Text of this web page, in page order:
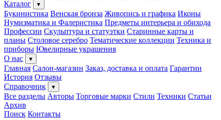
Каталог
▾
Букинистика Венская бронза Живопись и графика Иконы
Нумизматика и Фалеристика Предметы интерьера и обихода
Профессии Скульптура и статуэтки Старинные карты и
планы Столовое серебро Тематические коллекции Техника и
приборы Ювелирные украшения
О нас
▾
Главная Салон-магазин Заказ, доставка и оплата Гарантии
История Отзывы
Справочник
▾
Все разделы Авторы Торговые марки Стили Техники Статьи
Архив
Поиск Контакты